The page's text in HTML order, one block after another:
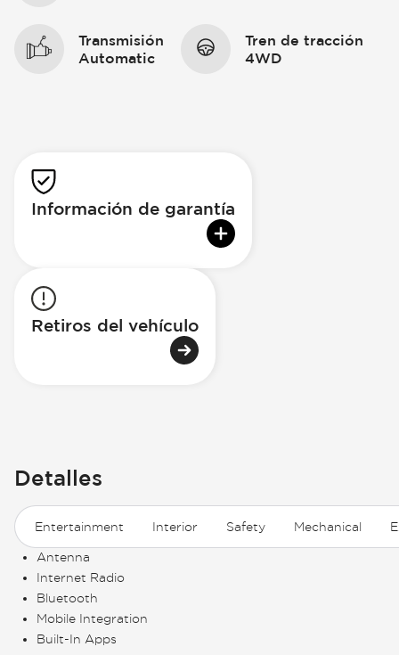
Transmisión
Automatic
Tren de tracción
4WD
Información de garantía
Retiros del vehículo
Detalles
Entertainment Interior Safety Mechanical
Antenna
Internet Radio
Bluetooth
Mobile Integration
Built-In Apps